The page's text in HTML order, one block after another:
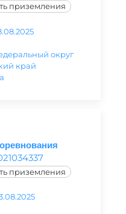
приземления
округ
край
приземления